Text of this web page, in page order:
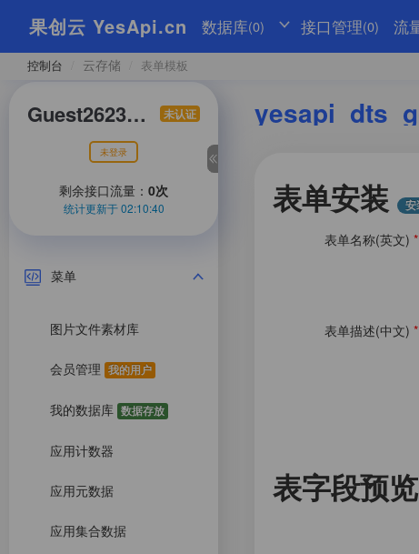
果创云 YesApi.cn 数据库(0) 接口管理(0) 流
控制台 云存储 表单模板
Guest262370155 未认证
未登录
剩余接口流量： 0次
统计更新于 02:10:40
菜单
图片文件素材库
会员管理 我的用户
我的数据库 数据存放
应用计数器
应用元数据
应用集合数据
表单安装 安
表单名称(英文) *
表单描述(中文) *
表字段预览